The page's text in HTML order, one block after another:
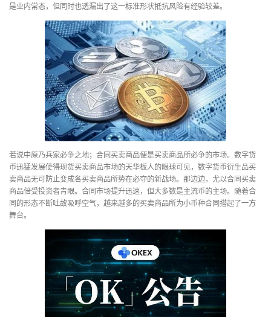
是业内常态，但同时也透漏出了这一标准形状抵抗风险有经验较差。
若说中原乃兵家必争之地；合同买卖商品便是买卖商品所必争的市场。数字货
币迅猛发展使得现货买卖商品市场的天华板人的眼球可见，数字货币衍生品买
卖商品无可防止变成各买卖商品所势在必夺的新战场。那边边，尤以合同买卖
商品倍受投资者青眼。合同市场提升迅速，但大多数是主流币的主场。随着合
同的形态不断吐故吸呼空气，越来越多的买卖商品所为小币种合同搭起了一方
舞台。